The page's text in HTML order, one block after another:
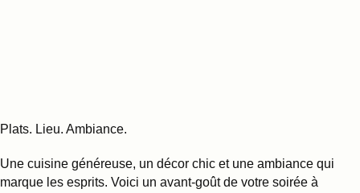
Plats. Lieu. Ambiance.
Une cuisine généreuse, un décor chic et une ambiance qui
marque les esprits. Voici un avant-goût de votre soirée à